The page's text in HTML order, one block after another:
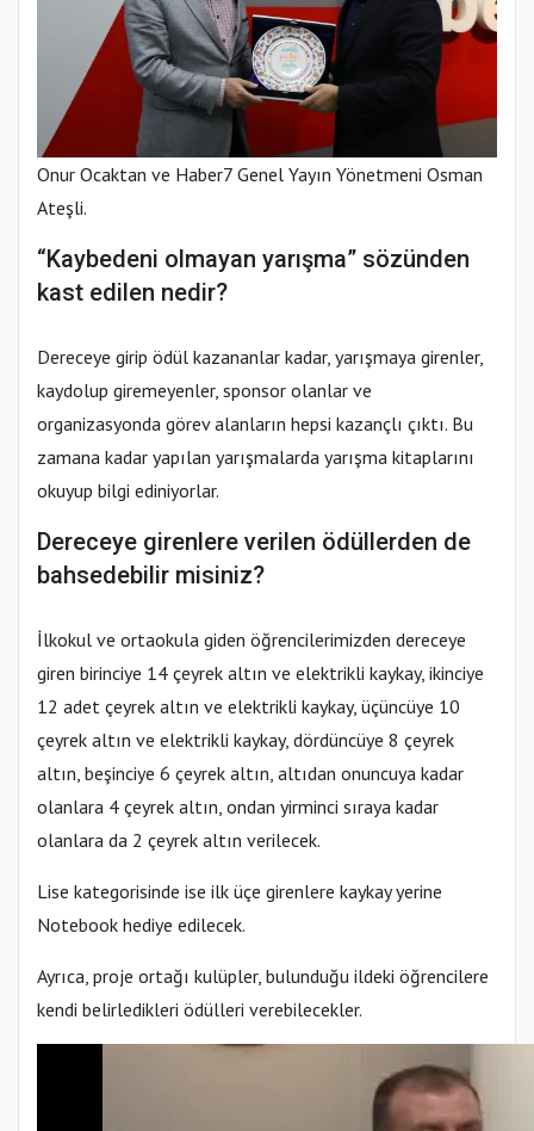
Onur Ocaktan ve Haber7 Genel Yayın Yönetmeni Osman
Ateşli.
“Kaybedeni olmayan yarışma” sözünden
kast edilen nedir?
Dereceye girip ödül kazananlar kadar, yarışmaya girenler,
kaydolup giremeyenler, sponsor olanlar ve
organizasyonda görev alanların hepsi kazançlı çıktı. Bu
zamana kadar yapılan yarışmalarda yarışma kitaplarını
okuyup bilgi ediniyorlar.
Dereceye girenlere verilen ödüllerden de
bahsedebilir misiniz?
İlkokul ve ortaokula giden öğrencilerimizden dereceye
giren birinciye 14 çeyrek altın ve elektrikli kaykay, ikinciye
12 adet çeyrek altın ve elektrikli kaykay, üçüncüye 10
çeyrek altın ve elektrikli kaykay, dördüncüye 8 çeyrek
altın, beşinciye 6 çeyrek altın, altıdan onuncuya kadar
olanlara 4 çeyrek altın, ondan yirminci sıraya kadar
olanlara da 2 çeyrek altın verilecek.
Lise kategorisinde ise ilk üçe girenlere kaykay yerine
Notebook hediye edilecek.
Ayrıca, proje ortağı kulüpler, bulunduğu ildeki öğrencilere
kendi belirledikleri ödülleri verebilecekler.